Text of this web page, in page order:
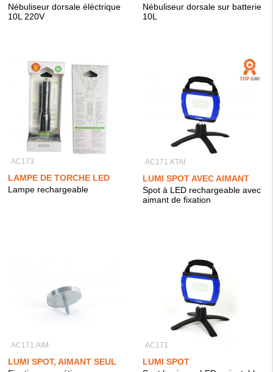
Nébuliseur dorsale éléctrique
10L 220V
Nébuliseur dorsale sur batterie
10L
AC173
LAMPE DE TORCHE LED
Lampe rechargeable
AC171.KTAI
LUMI SPOT AVEC AIMANT
Spot à LED rechargeable avec
aimant de fixation
AC171.AIM
LUMI SPOT, AIMANT SEUL
AC171
LUMI SPOT